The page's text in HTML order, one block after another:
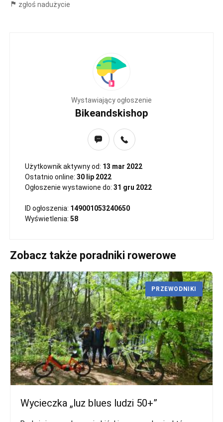
zgłoś nadużycie
Wystawiający ogłoszenie
Bikeandskishop
Użytkownik aktywny od: 13 mar 2022
Ostatnio online: 30 lip 2022
Ogłoszenie wystawione do: 31 gru 2022
ID ogłoszenia: 149001053240650
Wyświetlenia: 58
Zobacz także poradniki rowerowe
Wycieczka „luz blues ludzi 50+”
PRZEWODNIKI